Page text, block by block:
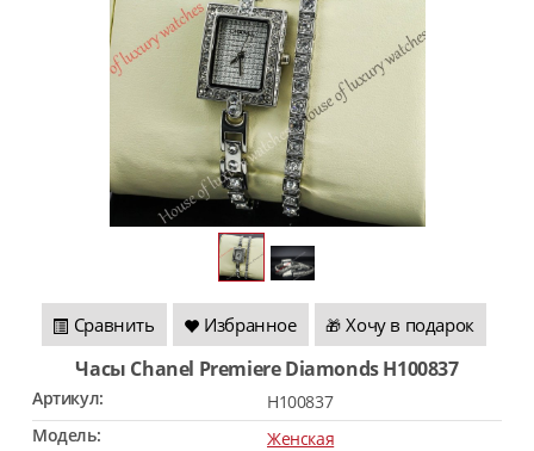
Сравнить Избранное 🎁 Хочу в подарок
Часы Chanel Premiere Diamonds H100837
Артикул:
H100837
Модель:
Женская